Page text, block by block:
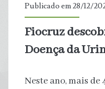
Publicado em 28/12/
Fiocruz
Doença da
Neste ano, mais de